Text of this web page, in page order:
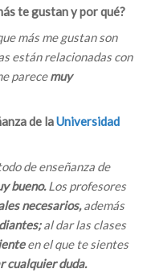
te gustan y por qué?
más me gustan son
están relacionadas con
parecemuy
de laUniversidad
de enseñanza de
bueno.Los profesores
necesarios,además
al dar las clases
en el que te sientes
cualquier duda.